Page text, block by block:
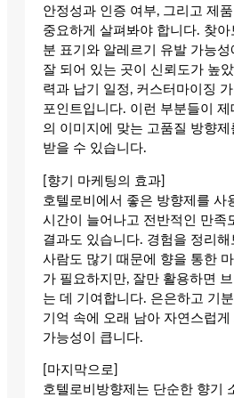
안정성과 인증 여부, 그리고 제
중요하게 살펴봐야 합니다. 찾
분 표기와 알레르기 유발 가능성
잘 되어 있는 곳이 신뢰도가 높
력과 납기 일정, 커스터마이징
포인트입니다. 이런 부분들이
의 이미지에 맞는 고품질 방향
받을 수 있습니다.
[향기 마케팅의 효과]
호텔로비에서 좋은 방향제를 사
시간이 늘어나고 전반적인 만족
결과도 있습니다. 경험을 정리
사람도 많기 때문에 향을 통한
가 필요하지만, 잘만 활용하면
는 데 기여합니다. 은은하고 기
기억 속에 오래 남아 자연스럽
가능성이 큽니다.
[마지막으로]
호텔로비방향제는 단순한 향기